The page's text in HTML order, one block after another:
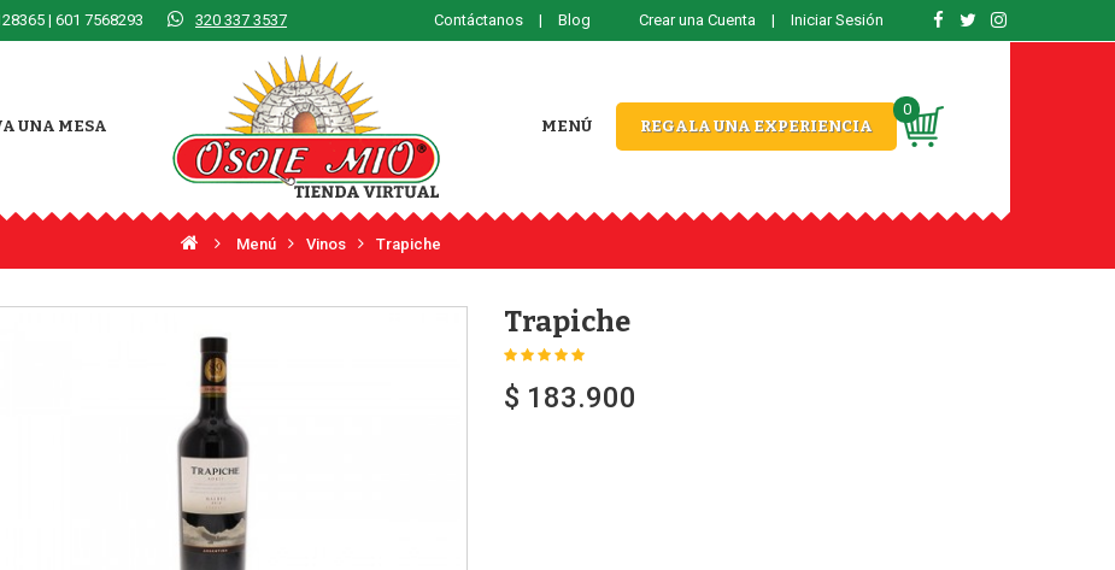
| 601 7568293 320 337 3537 Crear una Cuenta | Iniciar Sesión
Contáctanos | Blog
UNA MESA MENÚ REGALA UNA EXPERIENCIA
0
Menú Vinos Trapiche
Trapiche
$ 183.900